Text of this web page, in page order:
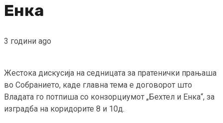
Енка
3 години ago
Жестока дискусија на седницата за пратенички прањаша
во Собранието, каде главна тема е договорот што
Владата го потпиша со конзорциумот „Бехтел и Енка“, за
изградба на коридорите 8 и 10д.